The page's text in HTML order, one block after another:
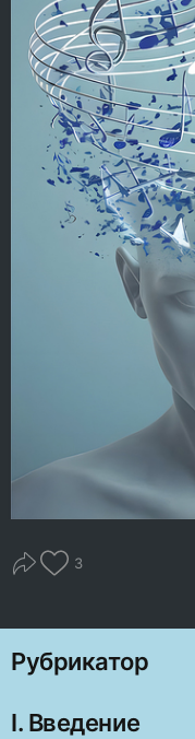
3
Рубрикатор
I. Введение